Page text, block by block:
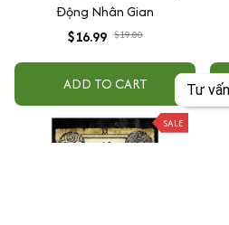
Tư
Động Nhân Gian
$16.99 $19.00
ADD TO CART
SALE